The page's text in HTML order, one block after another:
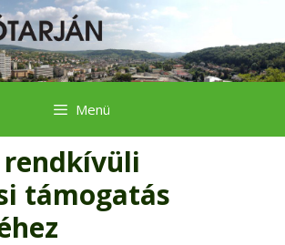
Menü
rendkívüli
támogatás